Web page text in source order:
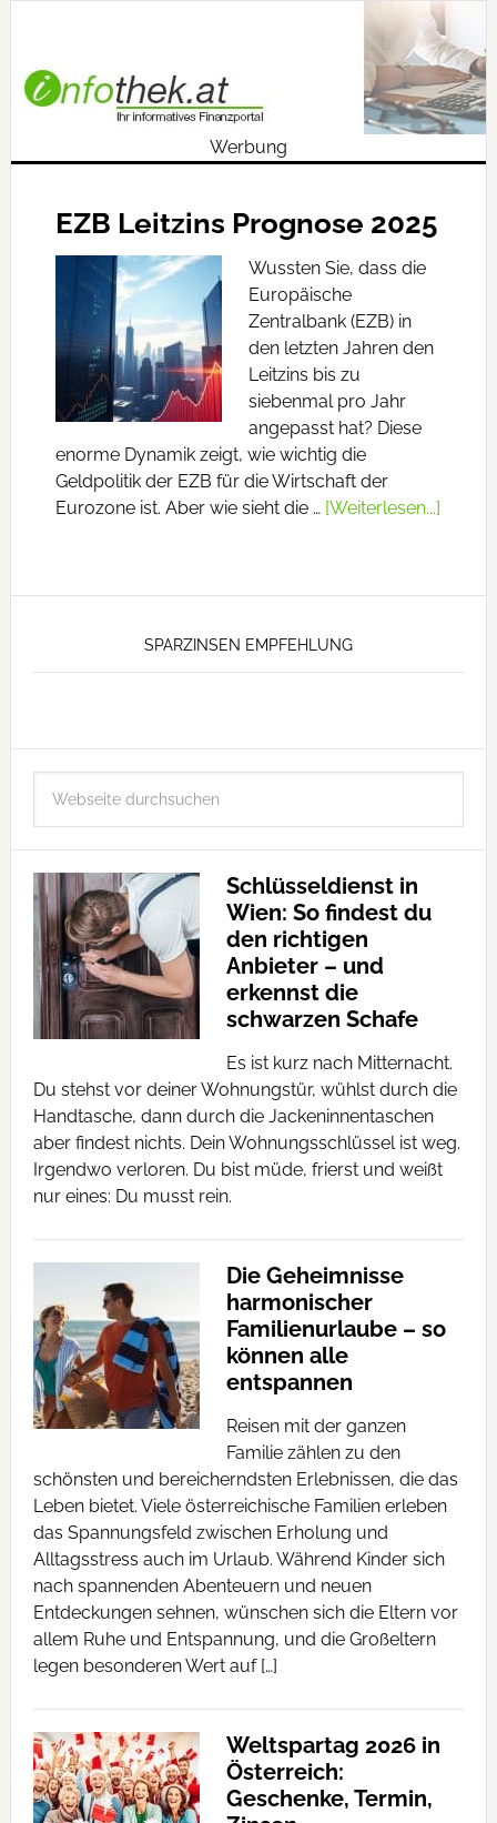
Werbung
EZB Leitzins Prognose 2025
Wussten Sie, dass die
Europäische
Zentralbank (EZB) in
den letzten Jahren den
Leitzins bis zu
siebenmal pro Jahr
angepasst hat? Diese
enorme Dynamik zeigt, wie wichtig die
Geldpolitik der EZB für die Wirtschaft der
Eurozone ist. Aber wie sieht die … [Weiterlesen...]
SPARZINSEN EMPFEHLUNG
Schlüsseldienst in
Wien: So findest du
den richtigen
Anbieter – und
erkennst die
schwarzen Schafe
Es ist kurz nach Mitternacht.
Du stehst vor deiner Wohnungstür, wühlst durch die
Handtasche, dann durch die Jackeninnentaschen
aber findest nichts. Dein Wohnungsschlüssel ist weg.
Irgendwo verloren. Du bist müde, frierst und weißt
nur eines: Du musst rein.
Die Geheimnisse
harmonischer
Familienurlaube – so
können alle
entspannen
Reisen mit der ganzen
Familie zählen zu den
schönsten und bereicherndsten Erlebnissen, die das
Leben bietet. Viele österreichische Familien erleben
das Spannungsfeld zwischen Erholung und
Alltagsstress auch im Urlaub. Während Kinder sich
nach spannenden Abenteuern und neuen
Entdeckungen sehnen, wünschen sich die Eltern vor
allem Ruhe und Entspannung, und die Großeltern
legen besonderen Wert auf […]
Weltspartag 2026 in
Österreich:
Geschenke, Termin,